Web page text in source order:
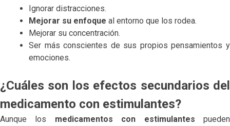
Ignorar distracciones.
Mejorar su enfoque al entorno que los rodea.
Mejorar su concentración.
Ser más conscientes de sus propios pensamientos y
emociones.
¿Cuáles son los efectos secundarios del
medicamento con estimulantes?
Aunque los medicamentos con estimulantespueden